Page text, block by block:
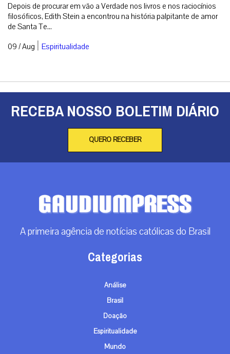
Depois de procurar em vão a Verdade nos livros e nos raciocínios
filosóficos, Edith Stein a encontrou na história palpitante de amor
de Santa Te...
09 / Aug | Espiritualidade
RECEBA NOSSO BOLETIM DIÁRIO
QUERO RECEBER
A primeira agência de notícias católicas do Brasil
Categorias
Análise
Brasil
Doação
Espiritualidade
Mundo